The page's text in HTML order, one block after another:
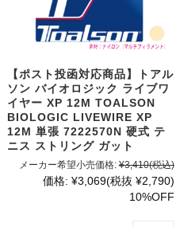
【ポスト投函対応商品】トアル
ソン バイオロジック ライブワ
イヤー XP 12M TOALSON
BIOLOGIC LIVEWIRE XP
12M 単張 7222570N 硬式 テ
ニス ストリング ガット
メーカー希望小売価格: ¥3,410(税込)
価格: ¥3,069(税抜 ¥2,790)
10%OFF